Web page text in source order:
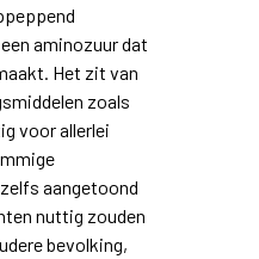
aminozuur dat
Het zit van
zoals
voor allerlei
aangetoond
nuttig zouden
bevolking,